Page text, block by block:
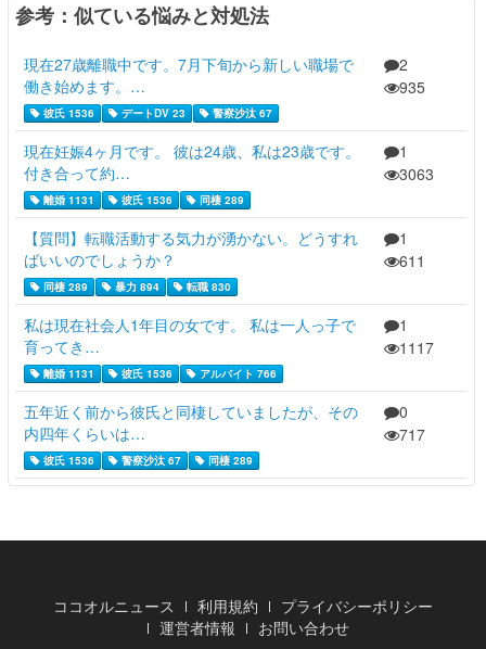
参考：似ている悩みと対処法
現在27歳離職中です。7月下旬から新しい職場で
働き始めます。…
彼氏 1536 デートDV 23 警察沙汰 67
2
935
現在妊娠4ヶ月です。 彼は24歳、私は23歳です。
付き合って約…
離婚 1131 彼氏 1536 同棲 289
1
3063
【質問】転職活動する気力が湧かない。どうすれ
ばいいのでしょうか？
同棲 289 暴力 894 転職 830
1
611
私は現在社会人1年目の女です。 私は一人っ子で
育ってき…
離婚 1131 彼氏 1536 アルバイト 766
1
1117
五年近く前から彼氏と同棲していましたが、その
内四年くらいは…
彼氏 1536 警察沙汰 67 同棲 289
0
717
ココオルニュース 利用規約
プライバシーポリシー
運営者情報
お問い合わせ